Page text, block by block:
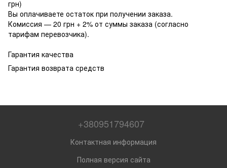
грн)
Вы оплачиваете остаток при получении заказа.
Комиссия — 20 грн + 2% от суммы заказа (согласно
тарифам перевозчика).
Гарантия качества
Гарантия возврата средств
+380951794607
Контактная информация
Полная версия сайта